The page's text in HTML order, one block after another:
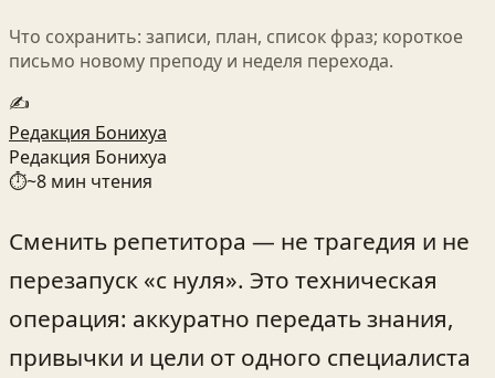
Что сохранить: записи, план, список фраз; короткое
письмо новому преподу и неделя перехода.
✍️
Редакция Бонихуа
Редакция Бонихуа
⏱~8 мин чтения
Сменить репетитора — не трагедия и не
перезапуск «с нуля». Это техническая
операция: аккуратно передать знания,
привычки и цели от одного специалиста